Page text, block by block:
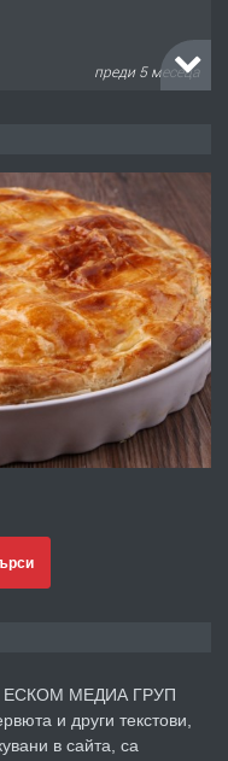
бистро/ в с.
Кирково
преди 7 месеца
в супер център
преди 10 месеца
кладенец 331м2 |
”Електромонтьор”
дневна форма на
ЕСКОМ МЕДИА ГРУП
и други текстови,
в сайта, са